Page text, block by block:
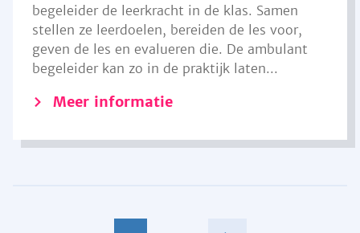
begeleider de leerkracht in de klas. Samen
stellen ze leerdoelen, bereiden de les voor,
geven de les en evalueren die. De ambulant
begeleider kan zo in de praktijk laten...
Meer informatie